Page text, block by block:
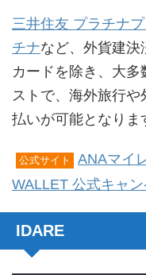
三井住友 プラチナ
チナなど、外貨建決
カードを除き、大
ストで、海外旅行
払いが可能となりま
公式サイト
ANAマイ
WALLET 公式キャ
IDARE